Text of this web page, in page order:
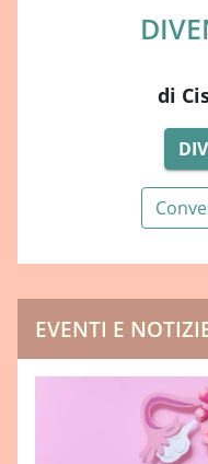
di
EVENTI E